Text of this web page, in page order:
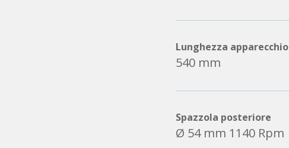
Lunghezza apparecchio
540 mm
Spazzola posteriore
Ø 54 mm 1140 Rpm